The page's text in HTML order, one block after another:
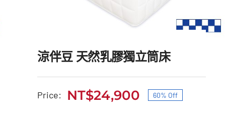
涼伴豆 天然乳膠獨立筒床
Price:
原
NT$24,900
目
60% Off